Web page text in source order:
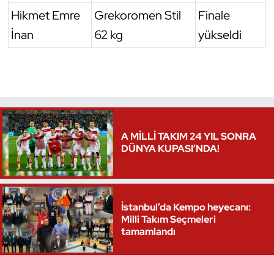
Hikmet Emre
İnan
Grekoromen Stil
62 kg
Finale
yükseldi
A MİLLİ TAKIM 24 YIL SONRA
DÜNYA KUPASI’NDA!
İstanbul’da Kempo heyecanı:
Milli Takım Seçmeleri
tamamlandı
Triatlon
Wushu Kungfu
Yelken
Yüzme